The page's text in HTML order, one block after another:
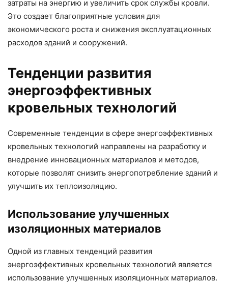
затраты на энергию и увеличить срок службы кровли.
Это создает благоприятные условия для
экономического роста и снижения эксплуатационных
расходов зданий и сооружений.
Тенденции развития
энергоэффективных
кровельных технологий
Современные тенденции в сфере энергоэффективных
кровельных технологий направлены на разработку и
внедрение инновационных материалов и методов,
которые позволят снизить энергопотребление зданий и
улучшить их теплоизоляцию.
Использование улучшенных
изоляционных материалов
Одной из главных тенденций развития
энергоэффективных кровельных технологий является
использование улучшенных изоляционных материалов.